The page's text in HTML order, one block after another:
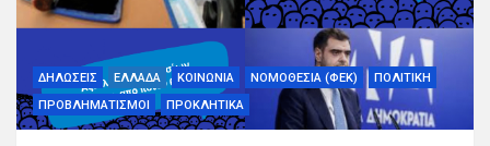
ΔΗΛΩΣΕΙΣ ΕΛΛΑΔΑ ΚΟΙΝΩΝΙΑ ΝΟΜΟΘΕΣΙΑ (ΦΕΚ)
ΠΟΛΙΤΙΚΗ
ΠΡΟΒΛΗΜΑΤΙΣΜΟΙ
ΠΡΟΚΛΗΤΙΚΑ